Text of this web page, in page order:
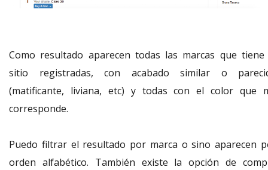
Como resultado aparecen todas las marcas que tiene
sitio registradas, con acabado similar o
(matificante, liviana, etc) y todas con el color que
corresponde.
Puedo filtrar el resultado por marca o sino aparecen
orden alfabético. También existe la opción de